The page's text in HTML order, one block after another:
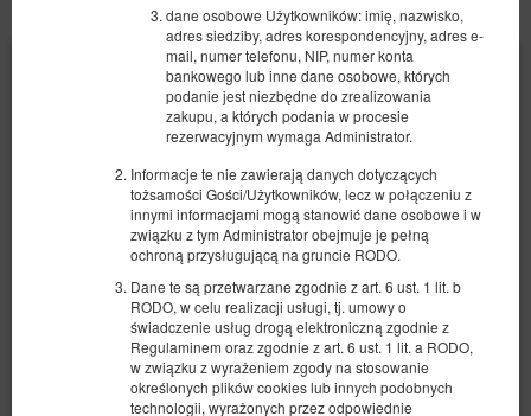
dane osobowe Użytkowników: imię, nazwisko,
adres siedziby, adres korespondencyjny, adres e-
mail, numer telefonu, NIP, numer konta
bankowego lub inne dane osobowe, których
podanie jest niezbędne do zrealizowania
zakupu, a których podania w procesie
rezerwacyjnym wymaga Administrator.
Informacje te nie zawierają danych dotyczących
tożsamości Gości/Użytkowników, lecz w połączeniu z
innymi informacjami mogą stanowić dane osobowe i w
związku z tym Administrator obejmuje je pełną
ochroną przysługującą na gruncie RODO.
Dane te są przetwarzane zgodnie z art. 6 ust. 1 lit. b
RODO, w celu realizacji usługi, tj. umowy o
świadczenie usług drogą elektroniczną zgodnie z
Regulaminem oraz zgodnie z art. 6 ust. 1 lit. a RODO,
w związku z wyrażeniem zgody na stosowanie
określonych plików cookies lub innych podobnych
technologii, wyrażonych przez odpowiednie